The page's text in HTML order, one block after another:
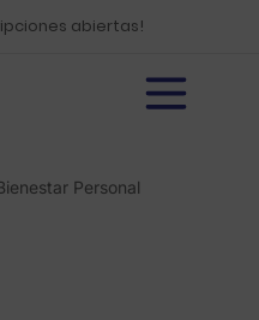
abiertas!
Personal